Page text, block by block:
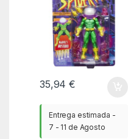
35,94€
Entrega estimada -
7 - 11 de Agosto